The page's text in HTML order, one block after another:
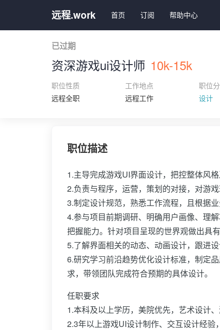
远程.work 首页 订阅 帮助中心
已过期
资深游戏ui设计师 10k-15k
职位性质
远程全职
工作地点
远程工作
职位
设计
职位描述
1.主导完成游戏UI界面设计，把控整体风格
2.负责与程序，运营，策划的对接，对游
3.制定设计规范，熟悉工作流程，且根据业
4.参与项目前期调研、明确用户画像、理
把握能力。针对项目呈现的世界观做出具
5.了解界面相关的动态、动画设计，跟进
6.研究学习前沿趋势优化设计标准，制定
求，带领团队完成符合预期的具体设计。
任职要求
1.本科及以上学历，美院优先，艺术设计、
2.3年以上游戏UI设计制作、交互设计经验